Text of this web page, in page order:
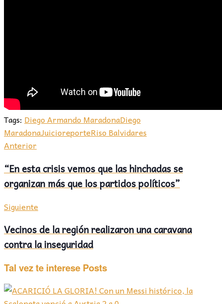
Tags: Diego Armando MaradonaDiego
MaradonaJuicioreporteRiso Balvidares
Anterior
“En esta crisis vemos que las hinchadas se
organizan más que los partidos políticos”
Siguiente
Vecinos de la región realizaron una caravana
contra la inseguridad
Tal vez te interese Posts